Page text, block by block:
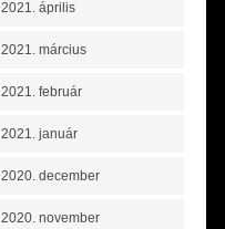
2021. április
2021. március
2021. február
2021. január
2020. december
2020. november